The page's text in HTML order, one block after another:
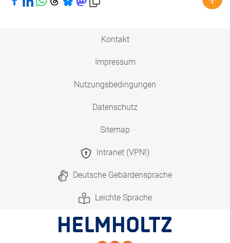
Bei Facebook teilen
Bei LinkedIn teilen
Bei WhatsApp teilen
Bei Threads teilen
Bei Bluesky teilen
Bei Mastodon teilen
Link in die Zwischenablage kopieren
Kontakt
Impressum
Nutzungsbedingungen
Datenschutz
Sitemap
Intranet (VPN!)
Deutsche Gebärdensprache
Leichte Sprache